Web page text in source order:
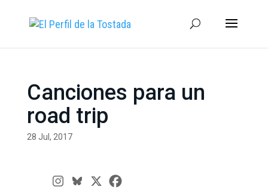
Canciones para un
road trip
28 Jul, 2017